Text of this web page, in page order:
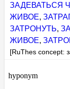
ЗАДЕВАТЬСЯ
ЖИВОЕ,
ЗАТРОНУТЬ,
ЖИВОЕ,
[RuThes concept:
hyponym